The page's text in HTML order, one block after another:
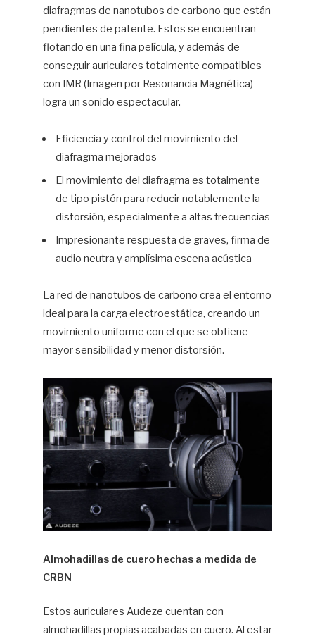
diafragmas de nanotubos de carbono que están
pendientes de patente. Estos se encuentran
flotando en una fina película, y además de
conseguir auriculares totalmente compatibles
con IMR (Imagen por Resonancia Magnética)
logra un sonido espectacular.
Eficiencia y control del movimiento del
diafragma mejorados
El movimiento del diafragma es totalmente
de tipo pistón para reducir notablemente la
distorsión, especialmente a altas frecuencias
Impresionante respuesta de graves, firma de
audio neutra y amplísima escena acústica
La red de nanotubos de carbono crea el entorno
ideal para la carga electroestática, creando un
movimiento uniforme con el que se obtiene
mayor sensibilidad y menor distorsión.
Almohadillas de cuero hechas a medida de
CRBN
Estos auriculares Audeze cuentan con
almohadillas propias acabadas en cuero. Al estar